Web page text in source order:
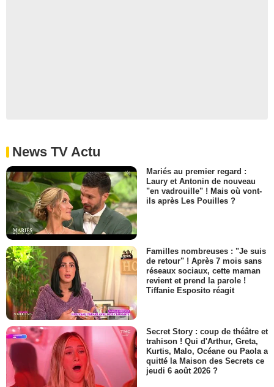
News TV Actu
Mariés au premier regard :
Laury et Antonin de nouveau
"en vadrouille" ! Mais où vont-
ils après Les Pouilles ?
Familles nombreuses : "Je suis
de retour" ! Après 7 mois sans
réseaux sociaux, cette maman
revient et prend la parole !
Tiffanie Esposito réagit
Secret Story : coup de théâtre et
trahison ! Qui d'Arthur, Greta,
Kurtis, Malo, Océane ou Paola a
quitté la Maison des Secrets ce
jeudi 6 août 2026 ?